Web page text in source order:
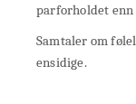
parforholdet
Samtaler om
ensidige.